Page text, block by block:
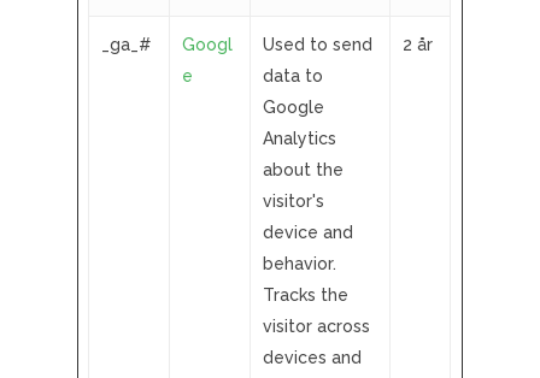
_ga_#
Googl
e
Used to send
data to
Google
Analytics
about the
visitor's
device and
behavior.
Tracks the
visitor across
devices and
2 år